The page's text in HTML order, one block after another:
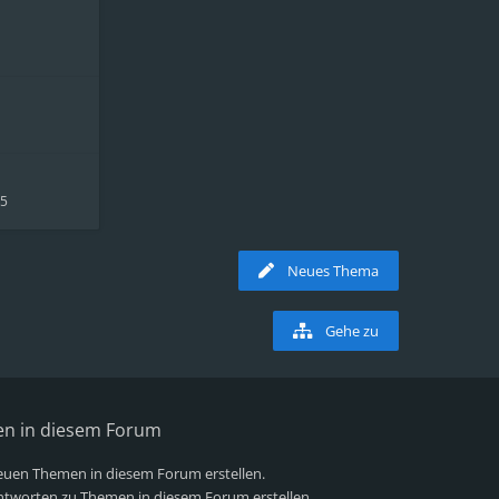
Neues Thema
Gehe zu
in diesem Forum
Themen in diesem Forum erstellen.